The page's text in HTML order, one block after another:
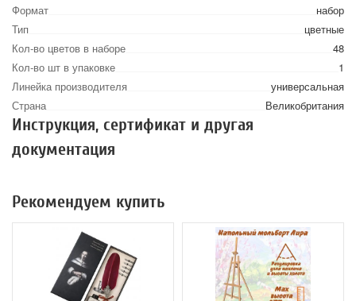
Формат
набор
Тип
цветные
Кол-во цветов в наборе
48
Кол-во шт в упаковке
1
Линейка производителя
универсальная
Страна
Великобритания
Инструкция, сертификат и другая
документация
Рекомендуем купить